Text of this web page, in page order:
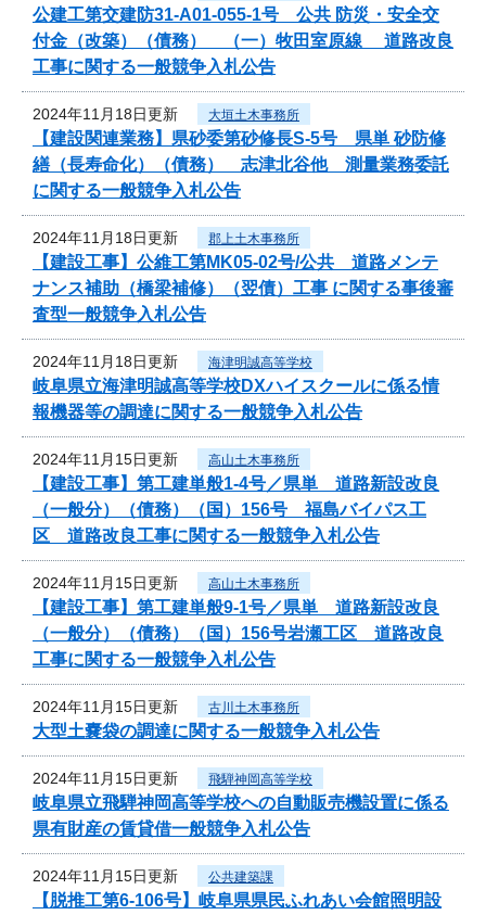
公建工第交建防31-A01-055-1号 公共 防災・安全交
付金（改築）（債務） （一）牧田室原線 道路改良
工事に関する一般競争入札公告
2024年11月18日更新 大垣土木事務所
【建設関連業務】県砂委第砂修長S-5号 県単 砂防修
繕（長寿命化）（債務） 志津北谷他 測量業務委託
に関する一般競争入札公告
2024年11月18日更新 郡上土木事務所
【建設工事】公維工第MK05-02号/公共 道路メンテ
ナンス補助（橋梁補修）（翌債）工事 に関する事後審
査型一般競争入札公告
2024年11月18日更新 海津明誠高等学校
岐阜県立海津明誠高等学校DXハイスクールに係る情
報機器等の調達に関する一般競争入札公告
2024年11月15日更新 高山土木事務所
【建設工事】第工建単般1-4号／県単 道路新設改良
（一般分）（債務）（国）156号 福島バイパス工
区 道路改良工事に関する一般競争入札公告
2024年11月15日更新 高山土木事務所
【建設工事】第工建単般9-1号／県単 道路新設改良
（一般分）（債務）（国）156号岩瀬工区 道路改良
工事に関する一般競争入札公告
2024年11月15日更新 古川土木事務所
大型土嚢袋の調達に関する一般競争入札公告
2024年11月15日更新 飛騨神岡高等学校
岐阜県立飛騨神岡高等学校への自動販売機設置に係る
県有財産の賃貸借一般競争入札公告
2024年11月15日更新 公共建築課
【脱推工第6-106号】岐阜県県民ふれあい会館照明設